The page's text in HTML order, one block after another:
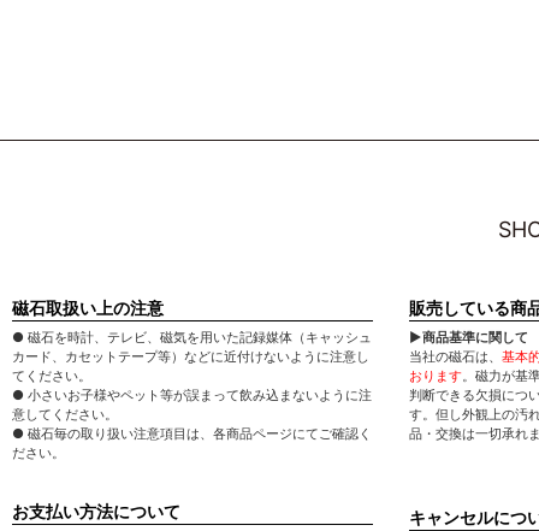
磁石取扱い上の注意
● 磁石を時計、テレビ、磁気を用いた記録媒体（キャッシュ
カード、カセットテープ等）などに近付けないように注意し
てください。
● 小さいお子様やペット等が誤まって飲み込まないように注
意してください。
● 磁石毎の取り扱い注意項目は、各商品ページにてご確認く
ださい。
お支払い方法について
販売している商
▶商品基準に関して
当社の磁石は、 基本
おります。磁力が基
判断できる欠損につ
す。但し外観上の汚
品・交換は一切承れ
キャンセルにつ